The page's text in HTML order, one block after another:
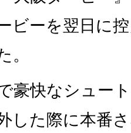
ビーを翌日に
。
豪快なシュー
した際に本番